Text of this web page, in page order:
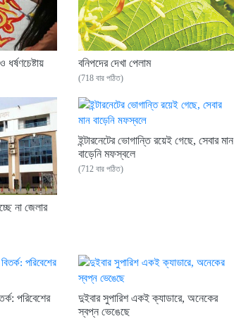
বনিপদের দেখা পেলাম
(718 বার পঠিত)
না জেলার
ইন্টারনেটের ভোগান্তি রয়েই গেছে, সেবার মান
বাড়েনি মফস্বলে
(712 বার পঠিত)
পরিবেশের
দুইবার সুপারিশ একই ক্যাডারে, অনেকের
স্বপ্ন ভেঙেছে